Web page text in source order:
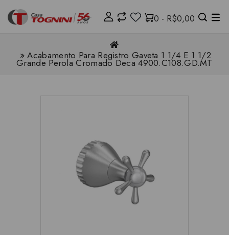
0 - R$0,00
Acabamento Para Registro Gaveta 1 1/4 E 1 1/2
Grande Perola Cromado Deca 4900.C108.GD.MT